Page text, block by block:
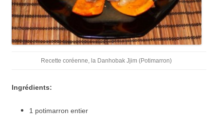
Recette coréenne, la Danhobak Jjim (Potimarron)
Ingrédients:
1 potimarron entier